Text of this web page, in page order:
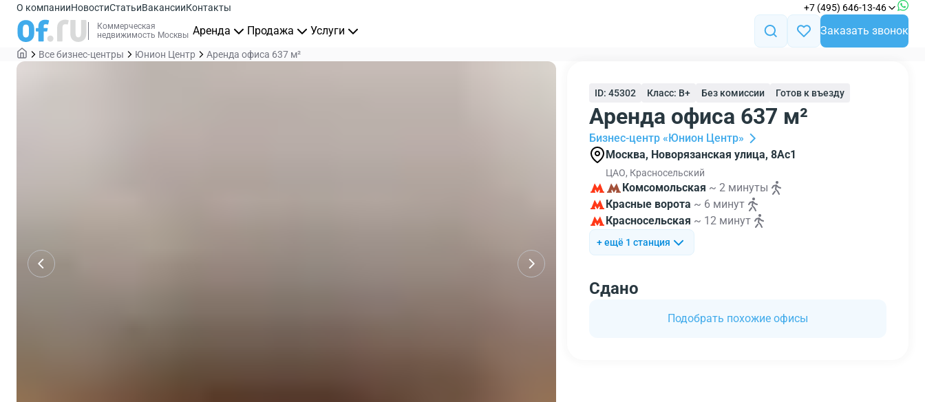
О компанииНовостиСтатьиВакансииКонтакты +7 (495) 646-13-46
Коммерческая
недвижимость Москвы Аренда Продажа Услуги Заказать звонок
Все бизнес-центры Юнион Центр Аренда офиса 637 м²
ID: 45302 Класс: B+ Без комиссии Готов к въезду
Аренда офиса 637 м²
Бизнес-центр «Юнион Центр»
Москва, Новорязанская улица, 8Ас1
ЦАО, Красносельский
Комсомольская ~ 2 минуты
Красные ворота ~ 6 минут
Красносельская ~ 12 минут
+ ещё 1 станция
Сдано
Подобрать похожие офисы